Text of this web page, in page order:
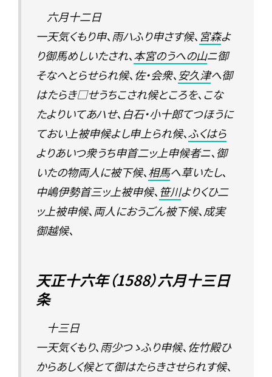
六月十二日
一天気くもり申、雨ハふり申さす候、 宮森よ
り御馬めしいたされ、本宮のうへの山ニ御
そなへとらせられ候、佐・会衆、 安久津へ御
はたらき□せうちこされ候ところを、こな
たよりいてあハせ、白石・小十郎てつほうに
ておい上被申候よし申上られ候、ふくはら
よりあいつ衆うち申首二ッ上申候者ニ、御
いたの物両人に被下候、相馬へ草いたし、
中嶋伊勢首三ッ上被申候、笹川よりくひ二
ッ上被申候、両人におうごん被下候、成実
御越候、
天正十六年（1588）六月十三日
条
十三日
一天気くもり、雨少つゝふり申候、佐竹殿ひ
からあしく候とて御はたらきさせられす候、